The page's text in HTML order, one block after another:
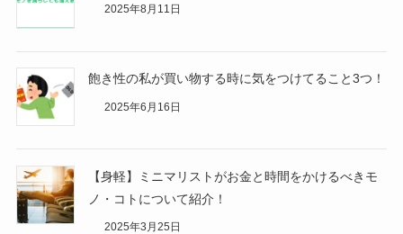
2025年8月11日
飽き性の私が買い物する時に気をつけてること3つ！
2025年6月16日
【身軽】ミニマリストがお金と時間をかけるべきモ
ノ・コトについて紹介！
2025年3月25日